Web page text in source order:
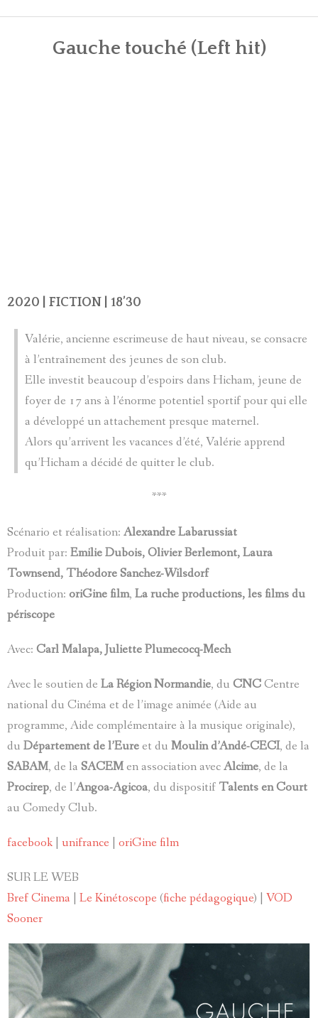
Gauche touché (Left hit)
2020 | FICTION | 18’30
Valérie, ancienne escrimeuse de haut niveau, se consacre
à l’entraînement des jeunes de son club.
Elle investit beaucoup d’espoirs dans Hicham, jeune de
foyer de 17 ans à l’énorme potentiel sportif pour qui elle
a développé un attachement presque maternel.
Alors qu’arrivent les vacances d’été, Valérie apprend
qu’Hicham a décidé de quitter le club.
***
Scénario et réalisation: Alexandre Labarussiat
Produit par: Emilie Dubois, OlivierBerlemont, Laura
Townsend, Théodore Sanchez-Wilsdorf
Production: oriGine film, La ruche productions, les films du
périscope
Avec: Carl Malapa, Juliette Plumecocq-Mech
Avec le soutien de La Région Normandie, du CNCCentre
national du Cinéma et de l’image animée (Aide au
programme, Aide complémentaire à la musique originale),
du Département de l’Eureet du Moulin d’Andé-CECI, de la
SABAM, de la SACEMen association avecAlcime, de la
Procirep, de l’Angoa-Agicoa, du dispositif Talents en Court
au Comedy Club.
facebook unifrance oriGine film
SUR LE WEB
Bref Cinema
Le Kinétoscope (fiche pédagogique) | VOD
Sooner